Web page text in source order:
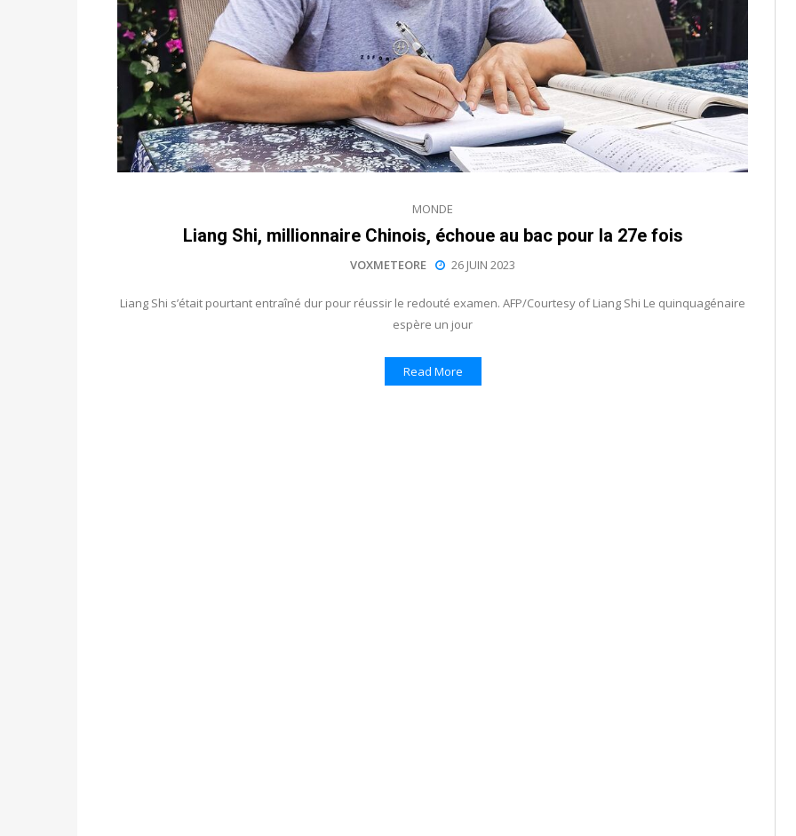
ce 03 juin à 14h
MONDE
Liang Shi, millionnaire Chinois, échoue au bac pour la 27e fois
VOXMETEORE 26 JUIN 2023
Liang Shi s’était pourtant entraîné dur pour réussir le redouté examen. AFP/Courtesy of Liang Shi Le quinquagénaire
espère un jour
Read More